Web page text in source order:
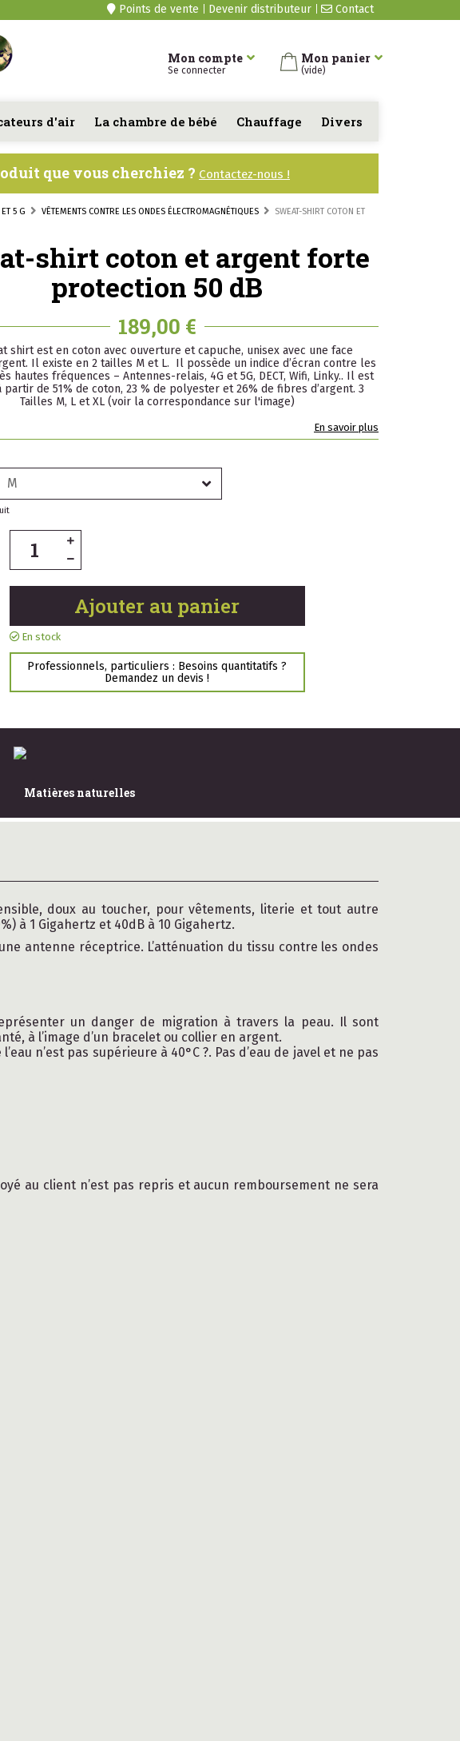
Contact
Points de vente Devenir distributeur
Mon panier
(vide)
Mon compte
Se connecter
d'air La chambre de bébé Chauffage Divers
que vous cherchiez ? Contactez-nous !
5 G VÊTEMENTS CONTRE LES ONDES ÉLECTROMAGNÉTIQUES
SWEAT-SHIRT COTON ET
shirt coton et argent forte
protection 50 dB
189,00 €
shirt est en coton avec ouverture et capuche, unisex avec une face
Il existe en 2 tailles M et L. Il possède un indice d’écran contre les
hautes fréquences – Antennes-relais, 4G et 5G, DECT, Wifi, Linky.. Il est
partir de 51% de coton, 23 % de polyester et 26% de fibres d’argent. 3
Tailles M, L et XL (voir la correspondance sur l'image)
En savoir plus
M
Ajouter au panier
En stock
Professionnels, particuliers : Besoins quantitatifs ?
Demandez un devis !
Matières naturelles
doux au toucher, pour vêtements, literie et tout autre
à 1 Gigahertz et 40dB à 10 Gigahertz.
antenne réceptrice. L’atténuation du tissu contre les ondes
un danger de migration à travers la peau. Il sont
à l’image d’un bracelet ou collier en argent.
n’est pas supérieure à 40°C ?. Pas d’eau de javel et ne pas
au client n’est pas repris et aucun remboursement ne sera